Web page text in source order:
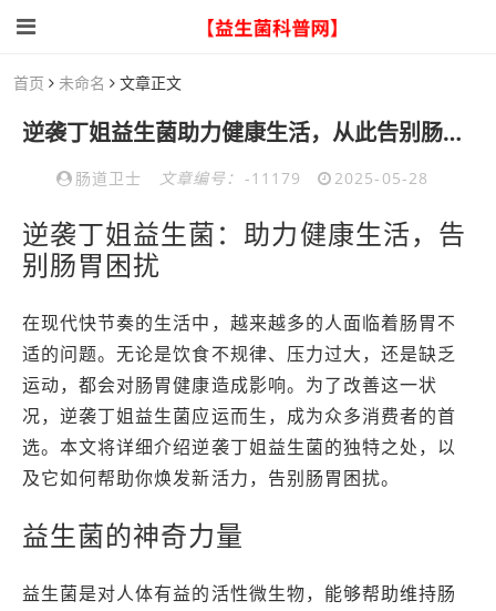
首页 未命名 文章正文
逆袭丁姐益生菌助力健康生活，从此告别肠胃困扰焕发新活力
肠道卫士 文章编号： -11179 2025-05-28
逆袭丁姐益生菌：助力健康生活，告
别肠胃困扰
在现代快节奏的生活中，越来越多的人面临着肠胃不
适的问题。无论是饮食不规律、压力过大，还是缺乏
运动，都会对肠胃健康造成影响。为了改善这一状
况，逆袭丁姐益生菌应运而生，成为众多消费者的首
选。本文将详细介绍逆袭丁姐益生菌的独特之处，以
及它如何帮助你焕发新活力，告别肠胃困扰。
益生菌的神奇力量
益生菌是对人体有益的活性微生物，能够帮助维持肠